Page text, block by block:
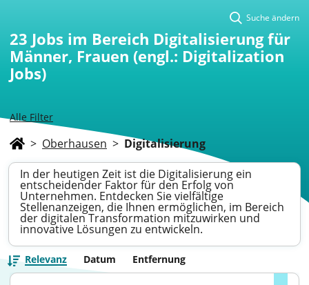
Alle Filter
Suche ändern
23 Jobs im Bereich Digitalisierung für
Männer, Frauen (engl.: Digitalization
Jobs)
> Oberhausen > Digitalisierung
In der heutigen Zeit ist die Digitalisierung ein
entscheidender Faktor für den Erfolg von
Unternehmen. Entdecken Sie vielfältige
Stellenanzeigen, die Ihnen ermöglichen, im Bereich
der digitalen Transformation mitzuwirken und
innovative Lösungen zu entwickeln.
Relevanz Datum Entfernung